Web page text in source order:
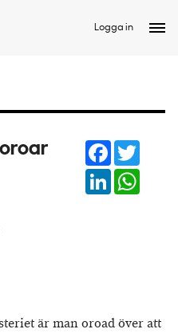
Logga in
Facebook
LinkedIn
är man oroad över att